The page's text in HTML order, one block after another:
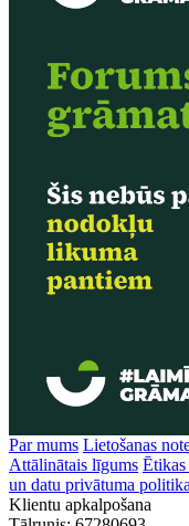
Par mums Lietošanas
Attālinātais līgums Ētikas
un datu privātuma politika
Klientu apkalpošana